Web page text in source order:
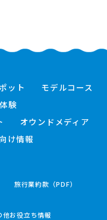
ット
モデルコース
験
オウンドメディア
け情報
旅行業約款（PDF）
他お役立ち情報